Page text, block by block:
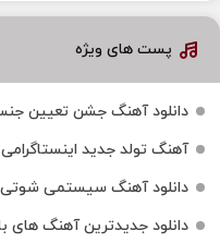
پست های ویژه
دانلود آهنگ جشن تعیین
آهنگ تولد جدید
دانلود آهنگ سیستمی شوتی
دانلود جدیدترین آهنگ‌ های